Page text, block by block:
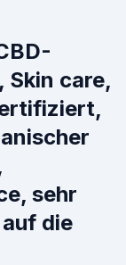
Skin care,
sehr
die